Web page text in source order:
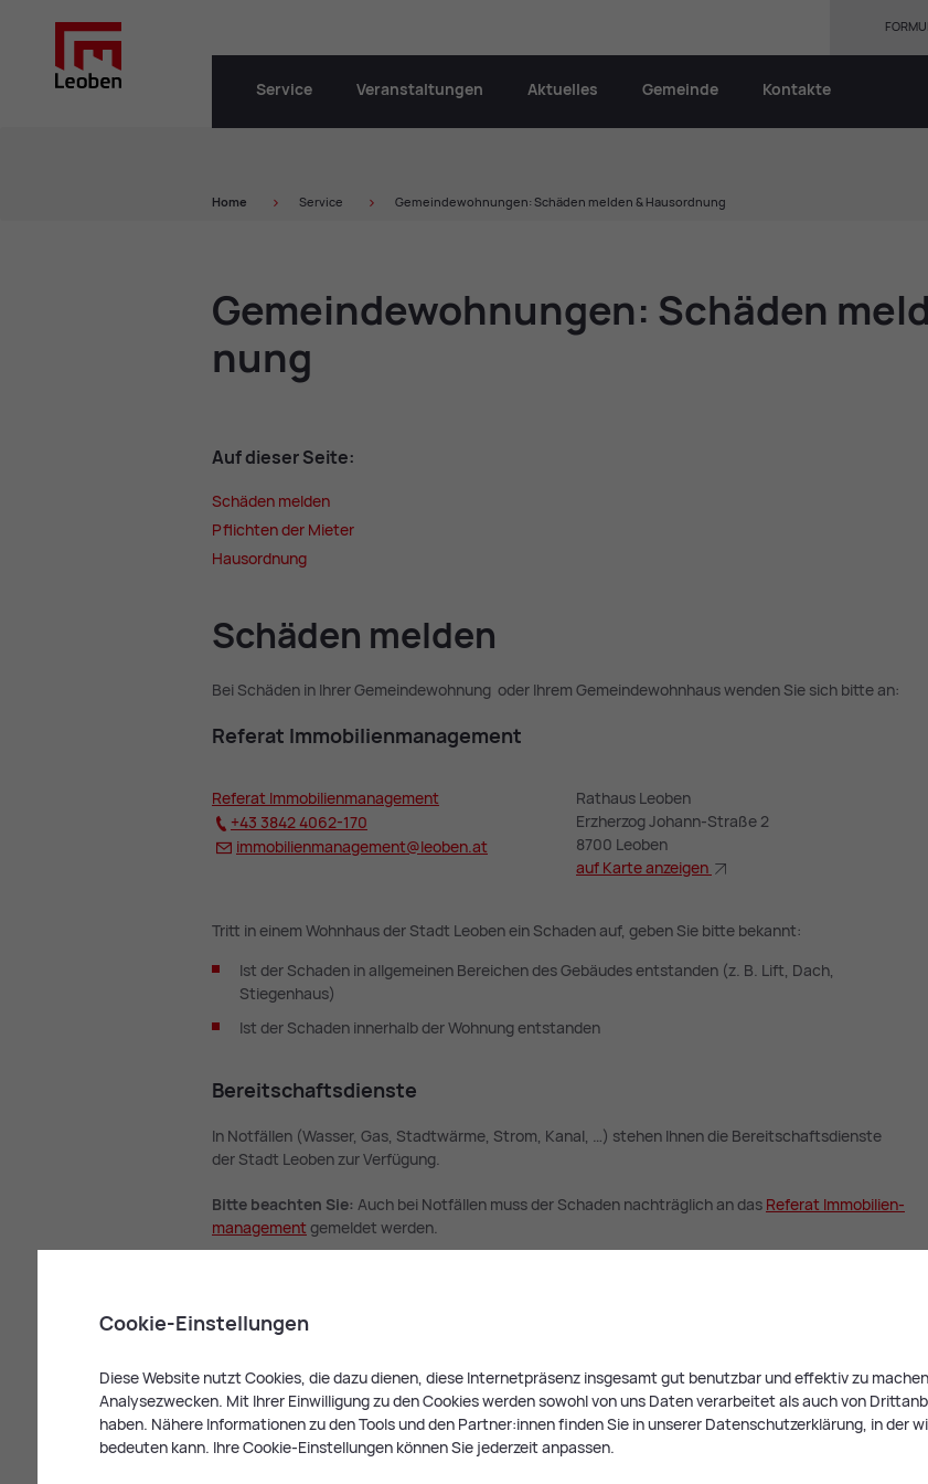
Service Veranstaltungen Aktuelles Gemeinde Kontakte
Home Service Gemeindewohnungen: Schäden melden & Hausordnung
Ge­mein­de­woh­nun­gen: Schä­den
nung
Auf die­ser Sei­te:
Schä­den mel­den
Pflich­ten der Mie­ter
Haus­ord­nung
Schä­den mel­den
Bei Schäden in Ihrer Gemeindewohnung oder Ihrem Gemeindewohnhaus wenden Sie sich bitte an:
Re­fe­rat Im­mo­bi­li­en­ma­nage­ment
Re­fe­rat Im­mo­bi­li­en­ma­nage­ment
+43 3842 4062-170
im­mo­bi­li­en­ma­nage­ment@leo­ben.at
Rathaus Leoben
Erzherzog Johann-Straße 2
8700 Leoben
auf Kar­te an­zei­gen
Tritt in einem Wohnhaus der Stadt Leoben ein Schaden auf, geben Sie bitte bekannt:
Ist der Schaden in allgemeinen Bereichen des Gebäudes entstanden (z. B. Lift, Dach,
Stiegenhaus)
Ist der Schaden innerhalb der Wohnung entstanden
Be­reit­schafts­diens­te
In Notfällen (Wasser, Gas, Stadtwärme, Strom, Kanal, …) stehen Ihnen die Bereitschaftsdienste
der Stadt Leoben zur Verfügung.
Bitte beachten Sie: Auch bei Notfällen muss der Schaden nachträglich an das Re­fe­rat Im­mo­bi­li­en­
ma­nage­ment gemeldet werden.
Pflich­ten der Mie­ter
Mieter:innen von Gemeindewohnungen sind verpflichtet, sich an die
zu halten. Diese
sieht die gegenseitige Rücksichtnahme und die Beachtung der jeweiligen Rechte und Pflichten
Cookie-Einstellungen
Diese Website nutzt Cookies, die dazu dienen, diese Internetpräsenz insgesamt gut benutzbar und effektiv zu
Analysezwecken. Mit Ihrer Einwilligung zu den Cookies werden sowohl von uns Daten verarbeitet als auch von
haben. Nähere Informationen zu den Tools und den Partner:innen finden Sie in unserer Datenschutzerklärung, in der
bedeuten kann. Ihre Cookie-Einstellungen können Sie jederzeit anpassen.